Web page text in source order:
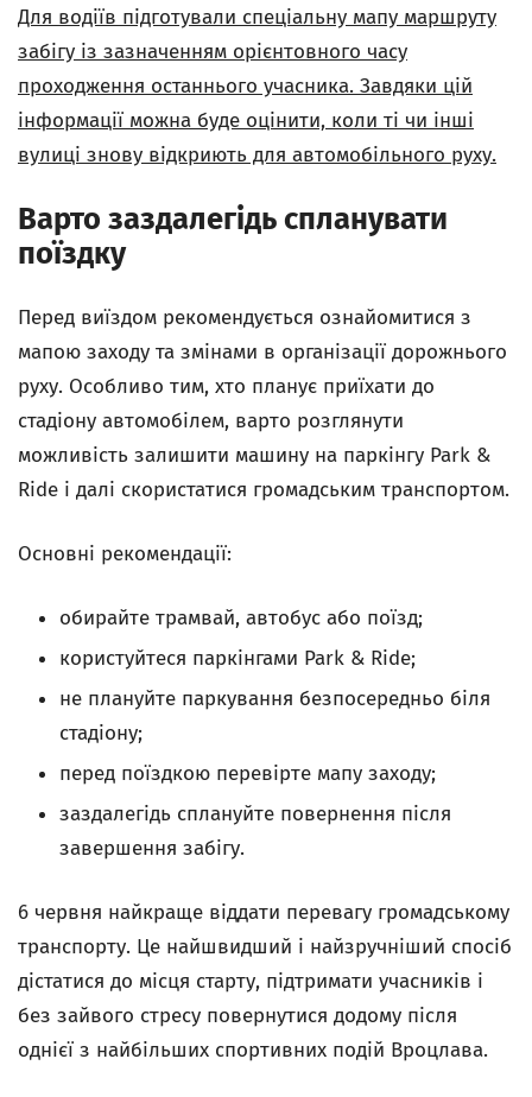
Для водіїв підготували спеціальну мапу маршруту
забігу із зазначенням орієнтовного часу
проходження останнього учасника. Завдяки цій
інформації можна буде оцінити, коли ті чи інші
вулиці знову відкриють для автомобільного руху.
Варто заздалегідь спланувати
поїздку
Перед виїздом рекомендується ознайомитися з
мапою заходу та змінами в організації дорожнього
руху. Особливо тим, хто планує приїхати до
стадіону автомобілем, варто розглянути
можливість залишити машину на паркінгу Park &
Ride і далі скористатися громадським транспортом.
Основні рекомендації:
обирайте трамвай, автобус або поїзд;
користуйтеся паркінгами Park & Ride;
не плануйте паркування безпосередньо біля
стадіону;
перед поїздкою перевірте мапу заходу;
заздалегідь сплануйте повернення після
завершення забігу.
6 червня найкраще віддати перевагу громадському
транспорту. Це найшвидший і найзручніший спосіб
дістатися до місця старту, підтримати учасників і
без зайвого стресу повернутися додому після
однієї з найбільших спортивних подій Вроцлава.